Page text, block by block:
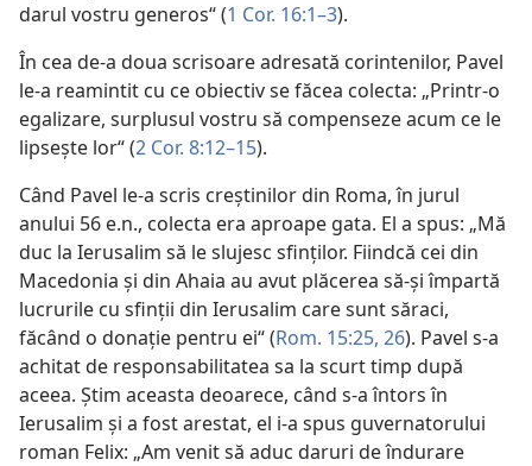
darul vostru generos“ (1 Cor. 16:1–3).
În cea de-a doua scrisoare adresată corintenilor, Pavel
le-a reamintit cu ce obiectiv se făcea colecta: „Printr-o
egalizare, surplusul vostru să compenseze acum ce le
lipseşte lor“ (2 Cor. 8:12–15).
Când Pavel le-a scris creştinilor din Roma, în jurul
anului 56 e.n., colecta era aproape gata. El a spus: „Mă
duc la Ierusalim să le slujesc sfinţilor. Fiindcă cei din
Macedonia şi din Ahaia au avut plăcerea să-şi împartă
lucrurile cu sfinţii din Ierusalim care sunt săraci,
făcând o donaţie pentru ei“ (Rom. 15:25, 26). Pavel s-a
achitat de responsabilitatea sa la scurt timp după
aceea. Ştim aceasta deoarece, când s-a întors în
Ierusalim şi a fost arestat, el i-a spus guvernatorului
roman Felix: „Am venit să aduc daruri de îndurare